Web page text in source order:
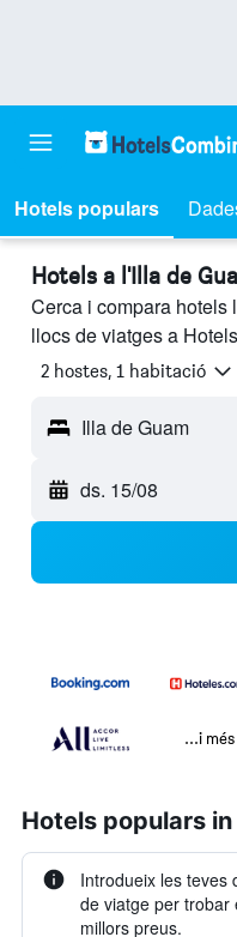
Hotels populars
Hotels a l'Illa de
Cerca i compara hotels
llocs de viatges a
2 hostes, 1 habitació
Illa de Guam
ds. 15/08
...i més
Hotels populars in
Introdueix les teves
de viatge per trobar
millors preus.